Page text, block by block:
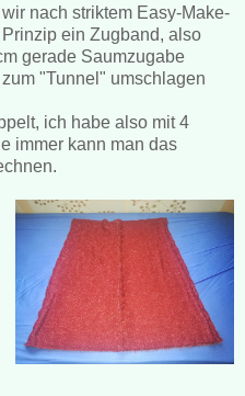
wir nach striktem Easy-Make-
Prinzip ein Zugband, also
gerade Saumzugabe
"Tunnel" umschlagen
ich habe also mit 4
immer kann man das